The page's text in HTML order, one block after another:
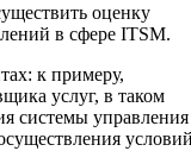
оценку
в сфере ITSM.
к примеру,
услуг, в таком
системы управления